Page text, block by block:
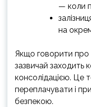
— коли
на
Якщо говорити про
зазвичай заходить
консолідацією. Це
переплачувати і
безпекою.